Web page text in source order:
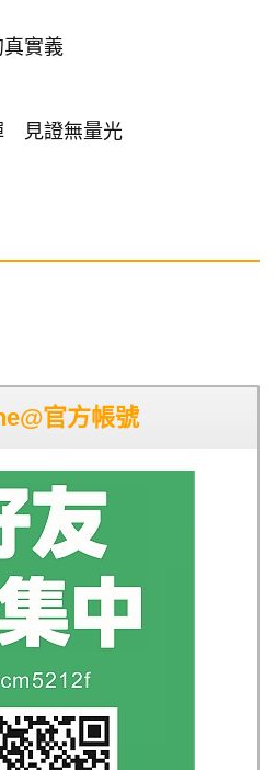
實義
見證無量光
官方帳號